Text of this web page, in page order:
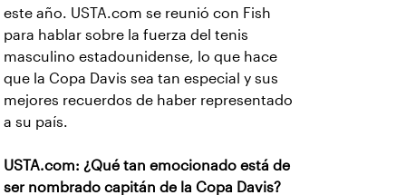
este año. USTA.com se reunió con Fish
para hablar sobre la fuerza del tenis
masculino estadounidense, lo que hace
que la Copa Davis sea tan especial y sus
mejores recuerdos de haber representado
a su país.
USTA.com: ¿Qué tan emocionado está de
ser nombrado capitán de la Copa Davis?